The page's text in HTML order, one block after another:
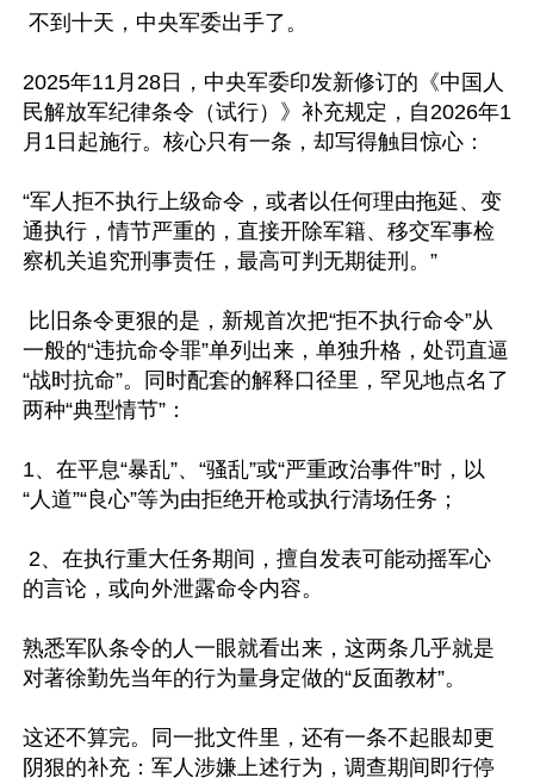
2025年11月28日，中央军委印发新修订的《中国人
民解放军纪律条令（试行）》补充规定，自2026年1
月1日起施行。核心只有一条，却写得触目惊心：
“军人拒不执行上级命令，或者以任何理由拖延、变
通执行，情节严重的，直接开除军籍、移交军事检
察机关追究刑事责任，最高可判无期徒刑。”
一般的“违抗命令罪”单列出来，单独升格，处罚直逼
“战时抗命”。同时配套的解释口径里，罕见地点名了
两种“典型情节”：
1、在平息“暴乱”、“骚乱”或“严重政治事件”时，以
“人道”“良心”等为由拒绝开枪或执行清场任务；
的言论，或向外泄露命令内容。
熟悉军队条令的人一眼就看出来，这两条几乎就是
对著徐勤先当年的行为量身定做的“反面教材”。
这还不算完。同一批文件里，还有一条不起眼却更
阴狠的补充：军人涉嫌上述行为，调查期间即行停